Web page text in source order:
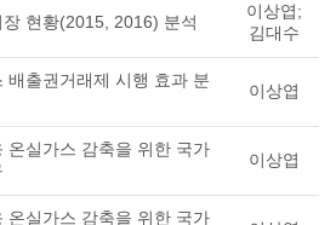
현황(2015, 2016) 분석
이상엽;
김대수
배출권거래제 시행 효과 분
이상엽
온실가스 감축을 위한 국가
이상엽
온실가스 감축을 위한 국가